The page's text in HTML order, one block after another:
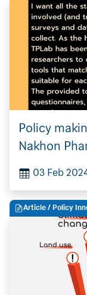
Policy
Nakhon
economic city
03 Feb
Article / Policy